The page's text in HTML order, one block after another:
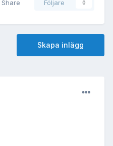
Share Följare 0
Skapa inlägg